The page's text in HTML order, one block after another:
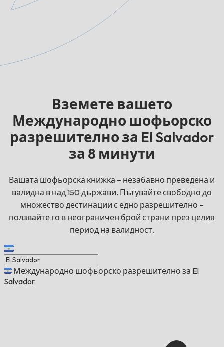
Вземете вашето
Международно шофьорско
разрешително за El Salvador
за 8 минути
Вашата шофьорска книжка – незабавно преведена и
валидна в над 150 държави. Пътувайте свободно до
множество дестинации с едно разрешително –
ползвайте го в неограничен брой страни през целия
период на валидност.
Международно шофьорско разрешително за El
Salvador